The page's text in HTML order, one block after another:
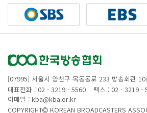
[07995] 서울시 양천구 목동동로 233 방송회관 10
대표전화 : 02 - 3219 - 5560
팩스 : 02 - 3219 -
이메일 : kba@kba.or.kr
COPYRIGHT
KOREAN BROADCASTERS